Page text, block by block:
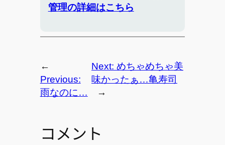
管理の詳細はこちら
←
Previous:
雨なのに…
Next:めちゃめちゃ美
味かったぁ…亀寿司
→
コメント